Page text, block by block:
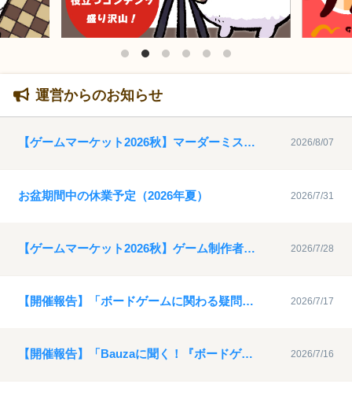
運営からのお知らせ
【ゲームマーケット2026秋】マーダーミステリー特設ブース参加者募集について 2026/8/07
お盆期間中の休業予定（2026年夏） 2026/7/31
【ゲームマーケット2026秋】ゲーム制作者支援動画サポーターの募集について 2026/7/28
【開催報告】「ボードゲームに関わる疑問を解決！ゲムマ座談会６」アーカイブ動画を公開 2026/7/17
【開催報告】「Bauzaに聞く！『ボードゲームのデザインとは？』」アーカイブ動画を公開 2026/7/16